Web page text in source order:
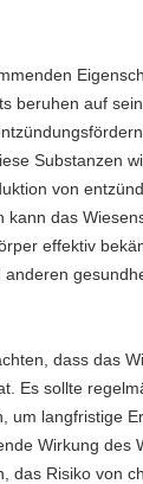
beruhen auf
Substanzen
von
kann das
effektiv
dass das
Es sollte
um langfristige
Wirkung des
das Risiko von